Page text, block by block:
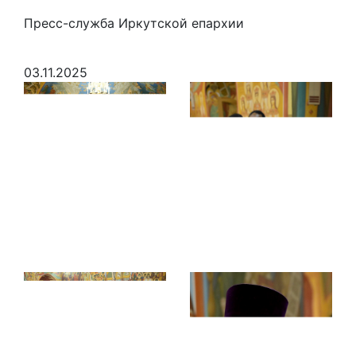
Пресс-служба Иркутской епархии
03.11.2025